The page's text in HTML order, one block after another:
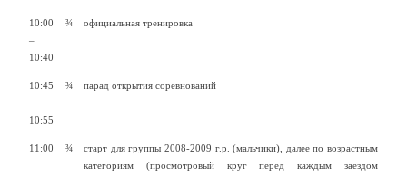
10:00
–
10:40
¾ официальная тренировка
10:45
–
10:55
¾ парад открытия соревнований
11:00 ¾
старт для группы 2008-2009 г.р. (мальчики), далее по возрастным
категориям (просмотровый круг перед каждым заездом